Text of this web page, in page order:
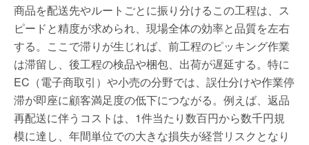
商品を配送先やルートごとに振り分けるこの工程は、ス
ピードと精度が求められ、現場全体の効率と品質を左右
する。ここで滞りが生じれば、前工程のピッキング作業
は滞留し、後工程の検品や梱包、出荷が遅延する。特に
EC（電子商取引）や小売の分野では、誤仕分けや作業停
滞が即座に顧客満足度の低下につながる。例えば、返品
再配送に伴うコストは、1件当たり数百円から数千円規
模に達し、年間単位での大きな損失が経営リスクとなり